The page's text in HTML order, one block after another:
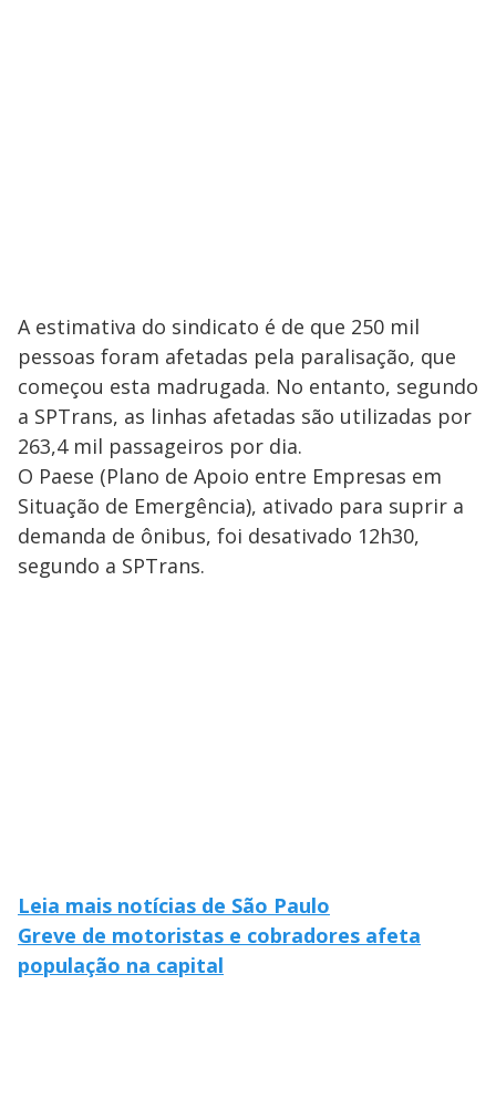
A estimativa do sindicato é de que 250 mil
pessoas foram afetadas pela paralisação, que
começou esta madrugada. No entanto, segundo
a SPTrans, as linhas afetadas são utilizadas por
263,4 mil passageiros por dia.
O Paese (Plano de Apoio entre Empresas em
Situação de Emergência), ativado para suprir a
demanda de ônibus, foi desativado 12h30,
segundo a SPTrans.
Leia mais notícias de São Paulo
Greve de motoristas e cobradores afeta
população na capital